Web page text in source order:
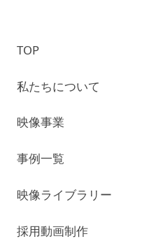
TOP
私たちについて
映像事業
事例一覧
映像ライブラリー
採用動画制作